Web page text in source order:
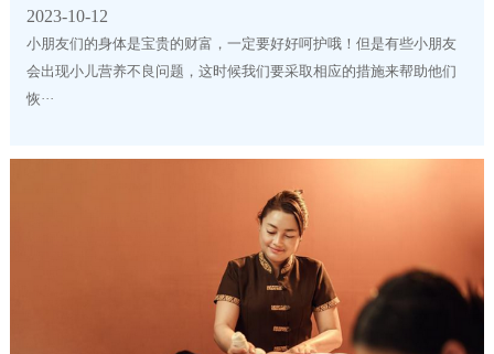
2023-10-12
小朋友们的身体是宝贵的财富，一定要好好呵护哦！但是有些小朋友
会出现小儿营养不良问题，这时候我们要采取相应的措施来帮助他们
恢···